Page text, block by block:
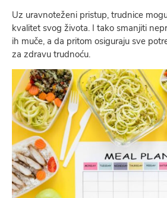
Uz uravnoteženi pristup, trudnice
kvalitet svog života. I tako smanjiti
ih muče, a da pritom osiguraju sve
za zdravu trudnoću.